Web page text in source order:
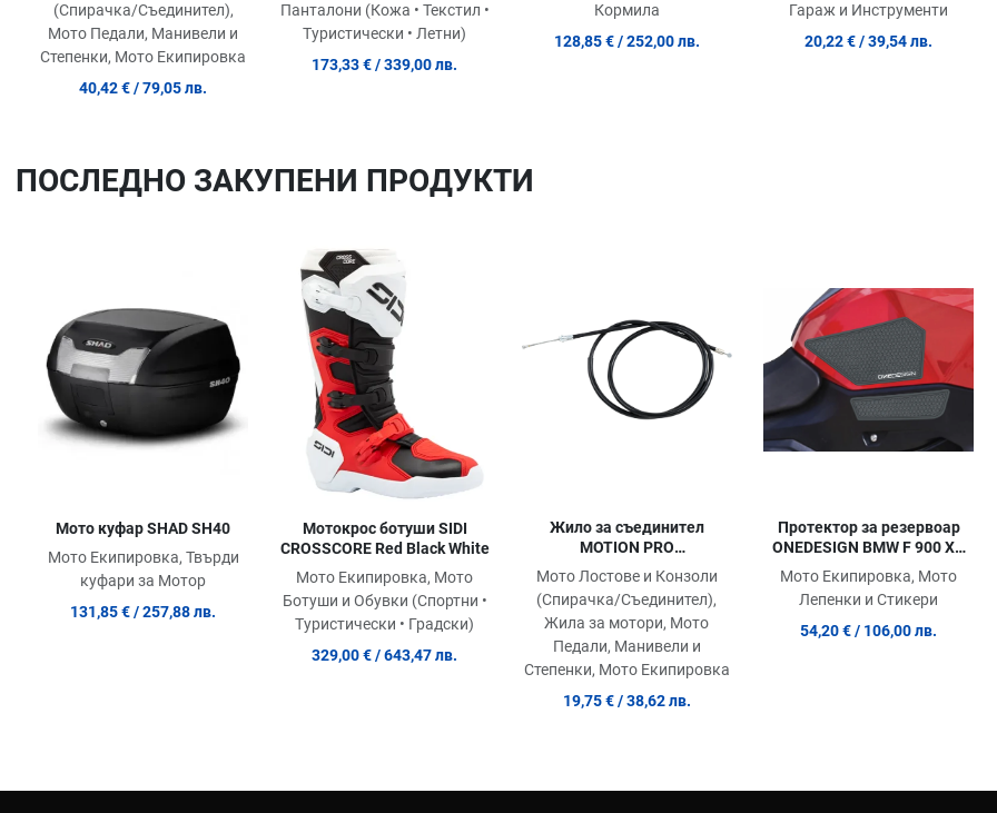
(Спирачка/Съединител),
Мото Педали, Манивели и
Степенки, Мото Екипировка
40,42 €/ 79,05 лв.
Панталони (Кожа • Текстил •
Туристически • Летни)
173,33 € / 339,00 лв.
Кормила
128,85 €/ 252,00 лв.
Гараж и Инструменти
20,22 €/ 39,54 лв.
ПОСЛЕДНO ЗАКУПЕНИ ПРОДУКТИ
Добави в любими
Сравни продукт
Quick View
Мото куфар SHAD SH40
Мото Екипировка, Твърди
куфари за Мотор
131,85 €/ 257,88 лв.
Quick View
Мотокрос ботуши SIDI
CROSSCORE Red Black White
Мото Екипировка, Мото
Ботуши и Обувки (Спортни •
Туристически • Градски)
329,00 € / 643,47 лв.
Сравни продукт
Quick View
Жило за съединител
MOTION PRO
CABLE/CLUTCH YAMAHA XJ
1100 82
Мото Лостове и Конзоли
(Спирачка/Съединител),
Жила за мотори, Мото
Педали, Манивели и
Степенки, Мото Екипировка
19,75 €/ 38,62 лв.
Протектор за резервоар
ONEDESIGN BMW F 900 XR
Мото Екипировка, Мото
Лепенки и Стикери
54,20 €/ 106,00 лв.